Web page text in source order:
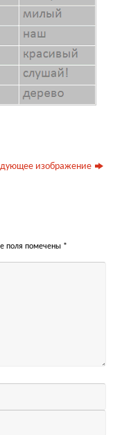
изображение
поля помечены *